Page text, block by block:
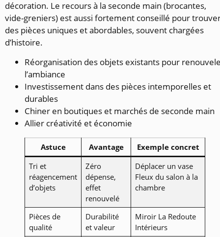
décoration. Le recours à la seconde main (brocantes,
vide-greniers) est aussi fortement conseillé pour
des pièces uniques et abordables, souvent chargées
d’histoire.
Réorganisation des objets existants pour
l’ambiance
Investissement dans des pièces intemporelles et
durables
Chiner en boutiques et marchés de seconde main
Allier créativité et économie
Astuce Avantage
Exemple concret
Tri et
réagencement
d’objets
Zéro
dépense,
effet
renouvelé
Déplacer un vase
Fleux du salon à la
chambre
Pièces de
qualité
Durabilité
et valeur
Miroir La Redoute
Intérieurs